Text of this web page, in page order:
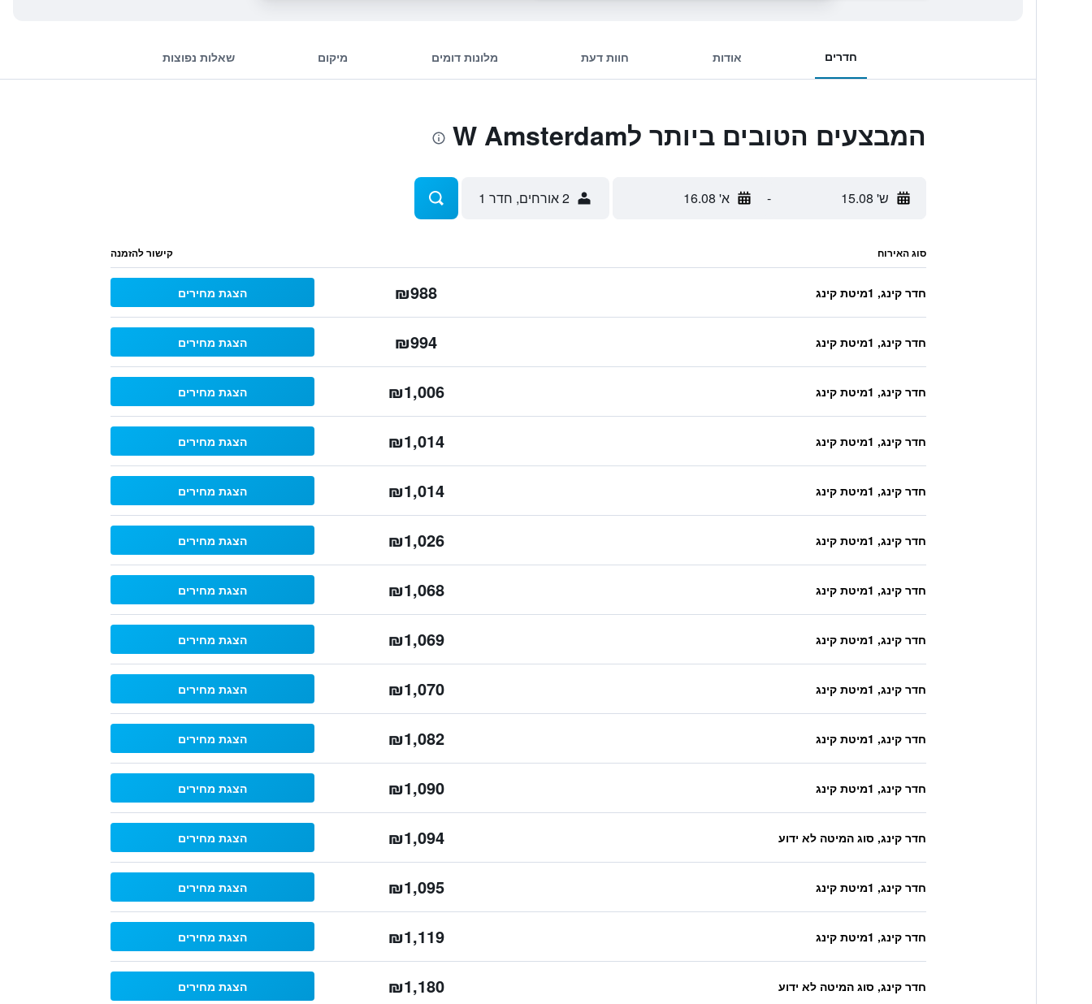
חדרים אודות חוות דעת מלונות דומים מיקום שאלות נפוצות
המבצעים הטובים ביותר לW Amsterdam
ש' 15.08 - א' 16.08 2 אורחים, חדר 1
סוג האירוח קישור להזמנה
חדר קינג, 1מיטת קינג ₪988 הצגת מחירים
חדר קינג, 1מיטת קינג ₪994 הצגת מחירים
חדר קינג, 1מיטת קינג ₪1,006 הצגת מחירים
חדר קינג, 1מיטת קינג ₪1,014 הצגת מחירים
חדר קינג, 1מיטת קינג ₪1,014 הצגת מחירים
חדר קינג, 1מיטת קינג ₪1,026 הצגת מחירים
חדר קינג, 1מיטת קינג ₪1,068 הצגת מחירים
חדר קינג, 1מיטת קינג ₪1,069 הצגת מחירים
חדר קינג, 1מיטת קינג ₪1,070 הצגת מחירים
חדר קינג, 1מיטת קינג ₪1,082 הצגת מחירים
חדר קינג, 1מיטת קינג ₪1,090 הצגת מחירים
חדר קינג, סוג המיטה לא ידוע ₪1,094 הצגת מחירים
חדר קינג, 1מיטת קינג ₪1,095 הצגת מחירים
חדר קינג, 1מיטת קינג ₪1,119 הצגת מחירים
חדר קינג, סוג המיטה לא ידוע ₪1,180 הצגת מחירים